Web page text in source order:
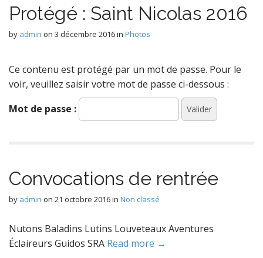
Protégé : Saint Nicolas 2016
by admin on 3 décembre 2016in Photos
Ce contenu est protégé par un mot de passe. Pour le
voir, veuillez saisir votre mot de passe ci-dessous :
Mot de passe :
Convocations de rentrée
by admin on 21 octobre 2016in Non classé
Nutons Baladins Lutins Louveteaux Aventures
Éclaireurs Guidos SRA Read more →